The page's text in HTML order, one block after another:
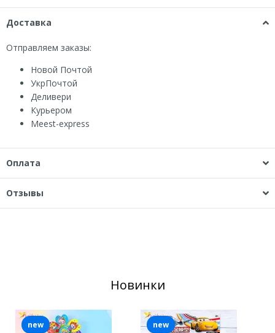
Доставка
Отправляем заказы:
Новой Почтой
УкрПочтой
Деливери
Курьером
Мeest-express
Оплата
Отзывы
Новинки
new new